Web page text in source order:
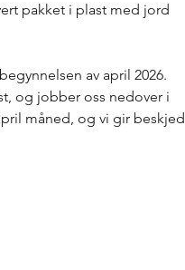
pakket i plast med jord
av april 2026.
og jobber oss nedover i
måned, og vi gir beskjed